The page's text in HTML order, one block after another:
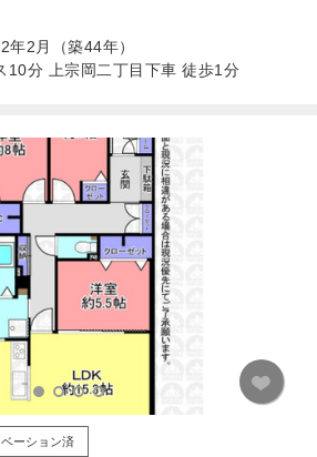
2月（築44年）
10分 上宗岡二丁目下車 徒歩1分
ベーション済